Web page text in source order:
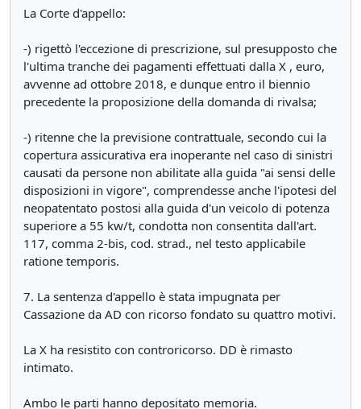
La Corte d'appello:
-) rigettò l'eccezione di prescrizione, sul presupposto che
l'ultima tranche dei pagamenti effettuati dalla X , euro,
avvenne ad ottobre 2018, e dunque entro il biennio
precedente la proposizione della domanda di rivalsa;
-) ritenne che la previsione contrattuale, secondo cui la
copertura assicurativa era inoperante nel caso di sinistri
causati da persone non abilitate alla guida "ai sensi delle
disposizioni in vigore", comprendesse anche l'ipotesi del
neopatentato postosi alla guida d'un veicolo di potenza
superiore a 55 kw/t, condotta non consentita dall'art.
117, comma 2-bis, cod. strad., nel testo applicabile
ratione temporis.
7. La sentenza d'appello è stata impugnata per
Cassazione da AD con ricorso fondato su quattro motivi.
La X ha resistito con controricorso. DD è rimasto
intimato.
Ambo le parti hanno depositato memoria.